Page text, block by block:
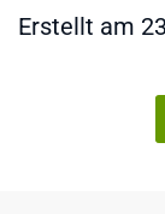
Erstellt am